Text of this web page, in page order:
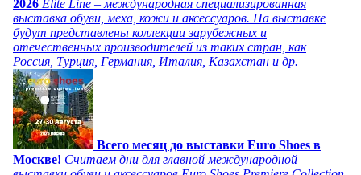
2026 Elite Line – международная специализированная
выставка обуви, меха, кожи и аксессуаров. На выставке
будут представлены коллекции зарубежных и
отечественных производителей из таких стран, как
Россия, Турция, Германия, Италия, Казахстан и др.
Всего месяц до выставки Euro Shoes в
Москве! Считаем дни для главной международной